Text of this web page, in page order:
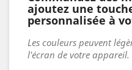
ajoutez une
personnalisée à
Les couleurs peuvent
l'écran de votre appareil.